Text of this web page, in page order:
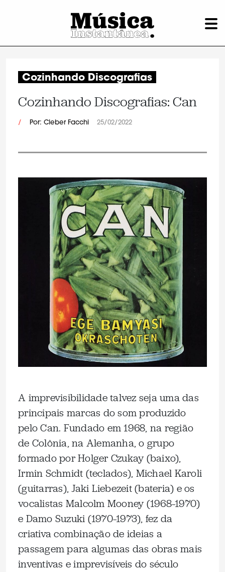
Cozinhando Discografias
Cozinhando Discografias: Can
/ Por: Cleber Facchi 25/02/2022
A imprevisibilidade talvez seja uma das
principais marcas do som produzido
pelo Can. Fundado em 1968, na região
de Colônia, na Alemanha, o grupo
formado por ​​Holger Czukay (baixo),
Irmin Schmidt (teclados), Michael Karoli
(guitarras), Jaki Liebezeit (bateria) e os
vocalistas Malcolm Mooney (1968–1970)
e Damo Suzuki (1970–1973), fez da
criativa combinação de ideias a
passagem para algumas das obras mais
inventivas e imprevisíveis do século